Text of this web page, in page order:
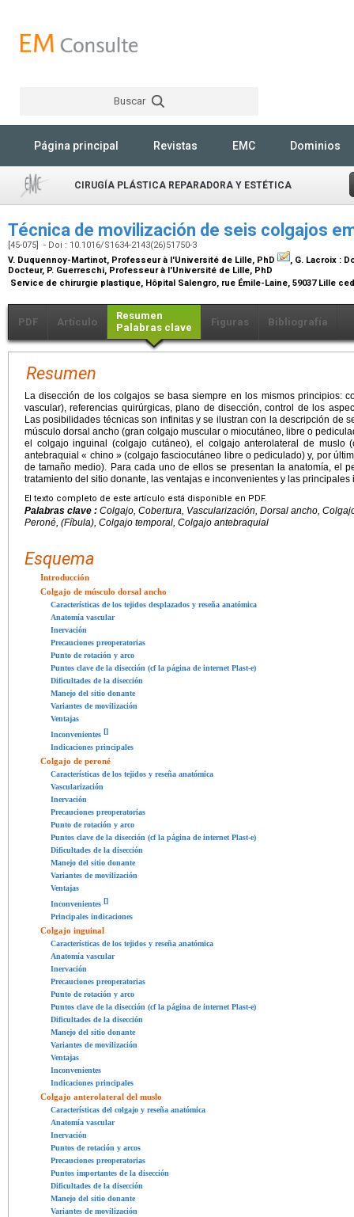
Buscar
Página principal Revistas EMC Dominios
CIRUGÍA PLÁSTICA REPARADORA Y ESTÉTICA
Técnica de movilización de seis colgajos
[45-075] - Doi : 10.1016/S1634-2143(26)51750-3
V. Duquennoy-Martinot, Professeur à l'Université de Lille, PhD , G. Lacroix :
Docteur, P. Guerreschi, Professeur à l'Université de Lille, PhD
Service de chirurgie plastique, Hôpital Salengro, rue Émile-Laine, 59037 Lille
PDF Artículo
Resumen
Palabras clave
Figuras Bibliografía
Resumen
La disección de los colgajos se basa siempre en los mismos principios:
vascular), referencias quirúrgicas, plano de disección, control de los
Las posibilidades técnicas son infinitas y se ilustran con la descripción de
músculo dorsal ancho (gran colgajo muscular o miocutáneo, libre o
el colgajo inguinal (colgajo cutáneo), el colgajo anterolateral de muslo
antebraquial « chino » (colgajo fasciocutáneo libre o pediculado) y, por
de tamaño medio). Para cada uno de ellos se presentan la anatomía, el
tratamiento del sitio donante, las ventajas e inconvenientes y las principales
El texto completo de este artículo está disponible en PDF.
Palabras clave : Colgajo, Cobertura, Vascularización, Dorsal ancho,
Peroné, (Fíbula), Colgajo temporal, Colgajo antebraquial
Esquema
Introducción
Colgajo de músculo dorsal ancho
Características de los tejidos desplazados y reseña anatómica
Anatomía vascular
Inervación
Precauciones preoperatorias
Punto de rotación y arco
Puntos clave de la disección (cf la página de internet Plast-e)
Dificultades de la disección
Manejo del sitio donante
Variantes de movilización
Ventajas
Inconvenientes []
Indicaciones principales
Colgajo de peroné
Características de los tejidos y reseña anatómica
Vascularización
Inervación
Precauciones preoperatorias
Punto de rotación y arco
Puntos clave de la disección (cf la página de internet Plast-e)
Dificultades de la disección
Manejo del sitio donante
Variantes de movilización
Ventajas
Inconvenientes []
Principales indicaciones
Colgajo inguinal
Características de los tejidos y reseña anatómica
Anatomía vascular
Inervación
Precauciones preoperatorias
Punto de rotación y arco
Puntos clave de la disección (cf la página de internet Plast-e)
Dificultades de la disección
Manejo del sitio donante
Variantes de movilización
Ventajas
Inconvenientes
Indicaciones principales
Colgajo anterolateral del muslo
Características del colgajo y reseña anatómica
Anatomía vascular
Inervación
Puntos de rotación y arcos
Precauciones preoperatorias
Puntos importantes de la disección
Dificultades de la disección
Manejo del sitio donante
Variantes de movilización